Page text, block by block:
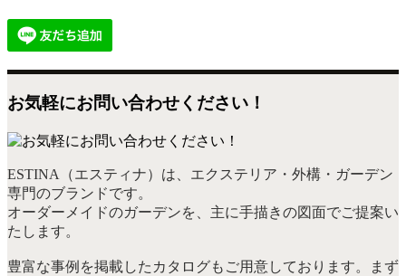
お気軽にお問い合わせください！
ESTINA（エスティナ）は、エクステリア・外構・ガーデン
専門のブランドです。
オーダーメイドのガーデンを、主に手描きの図面でご提案い
たします。
豊富な事例を掲載したカタログもご用意しております。まず